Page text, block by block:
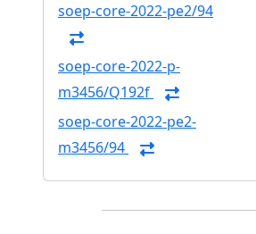
soep-core-2022-pe2/94
soep-core-2022-p-
m3456/Q192f
soep-core-2022-pe2-
m3456/94